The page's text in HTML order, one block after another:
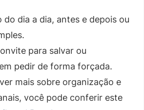
do dia a dia, antes e depois ou
para salvar ou
pedir de forma forçada.
mais sobre organização e
você pode conferir este